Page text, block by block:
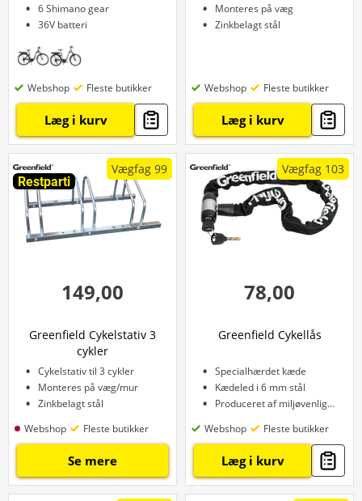
6 Shimano gear
36V batteri
Webshop Fleste butikker
Læg i kurv
Monteres på væg
Zinkbelagt stål
Webshop Fleste butikker
Læg i kurv
Restparti
Vægfag 99
149,00
Greenfield Cykelstativ 3
cykler
Cykelstativ til 3 cykler
Monteres på væg/mur
Zinkbelagt stål
Webshop
Fleste butikker
Se mere
Vægfag 103
78,00
Greenfield Cykellås
Specialhærdet kæde
Kædeled i 6 mm stål
Produceret af miljøvenlige materialer
Webshop
Fleste butikker
Læg i kurv